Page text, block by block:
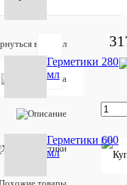
Герметики 280
мл
Герметики 600
мл
Товар
участвует
Sila(Сила)